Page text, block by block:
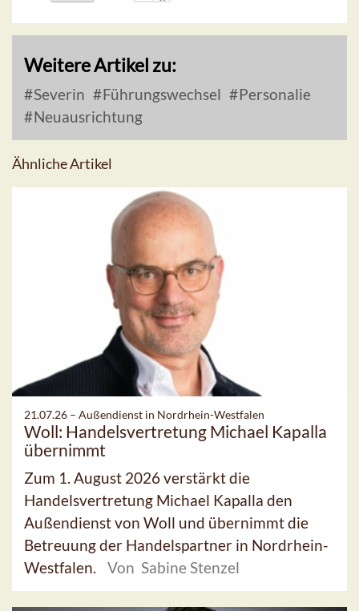
Weitere Artikel zu:
Severin Führungswechsel
Personalie
Neuausrichtung
Ähnliche Artikel
21.07.26 – Außendienst in Nordrhein-Westfalen
Woll: Handelsvertretung Michael Kapalla
übernimmt
Zum 1. August 2026 verstärkt die
Handelsvertretung Michael Kapalla den
Außendienst von Woll und übernimmt die
Betreuung der Handelspartner in Nordrhein-
Westfalen.
Von Sabine Stenzel